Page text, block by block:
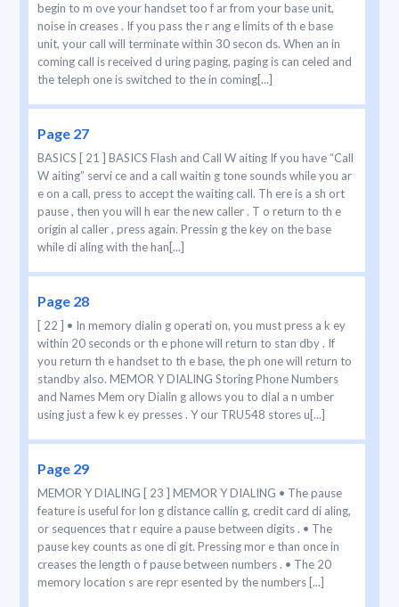
begin to m ove your handset too f ar from your base unit,
noise in creases . If you pass the r ang e limits of th e base
unit, your call will terminate within 30 secon ds. When an in
coming call is received d uring paging, paging is can celed and
the teleph one is switched to the in coming[...]
Page 27
BASICS [ 21 ] BASICS Flash and Call W aiting If you have “Call
W aiting” servi ce and a call waitin g tone sounds while you ar
e on a call, press to accept the waiting call. Th ere is a sh ort
pause , then you will h ear the new caller . T o return to th e
origin al caller , press again. Pressin g the key on the base
while di aling with the han[...]
Page 28
[ 22 ] • In memory dialin g operati on, you must press a k ey
within 20 seconds or th e phone will return to stan dby . If
you return th e handset to th e base, the ph one will return to
standby also. MEMOR Y DIALING Storing Phone Numbers
and Names Mem ory Dialin g allows you to dial a n umber
using just a few k ey presses . Y our TRU548 stores u[...]
Page 29
MEMOR Y DIALING [ 23 ] MEMOR Y DIALING • The pause
feature is useful for lon g distance callin g, credit card di aling,
or sequences that r equire a pause between digits . • The
pause key counts as one di git. Pressing mor e than once in
creases the length o f pause between numbers . • The 20
memory location s are repr esented by the numbers [...]